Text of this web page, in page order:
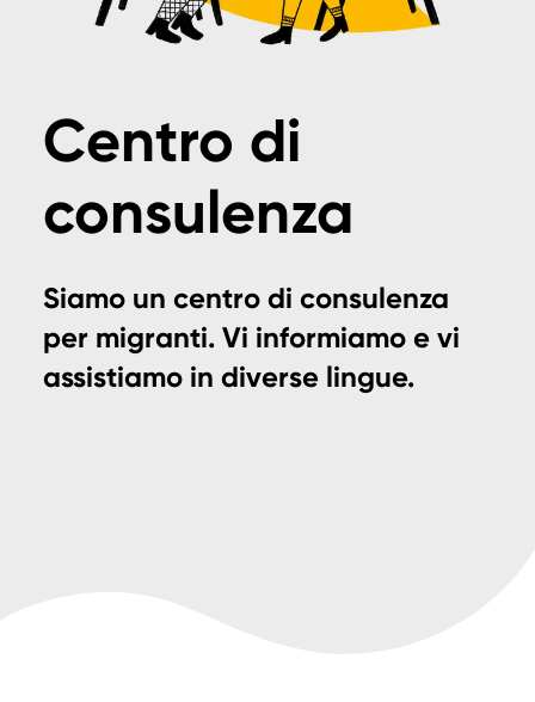
Centro di
consulenza
Siamo un centro di consulenza
per migranti. Vi informiamo e vi
assistiamo in diverse lingue.